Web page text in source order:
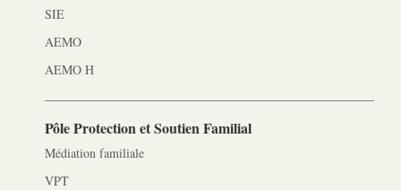
SIE
AEMO
AEMO H
Pôle Protection et Soutien Familial
Médiation familiale
VPT